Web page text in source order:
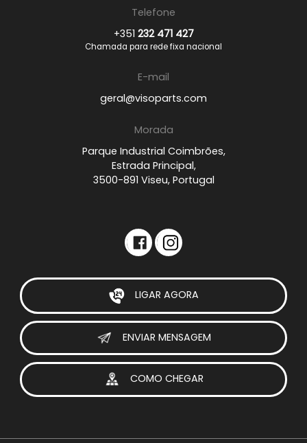
Telefone
+351 232 471 427
Chamada para rede fixa nacional
E-mail
geral@visoparts.com
Morada
Parque Industrial Coimbrões,
Estrada Principal,
3500-891 Viseu, Portugal
LIGAR AGORA
ENVIAR MENSAGEM
COMO CHEGAR